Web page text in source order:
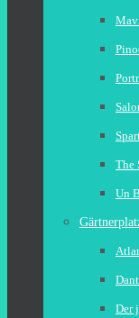
The
Un
Der